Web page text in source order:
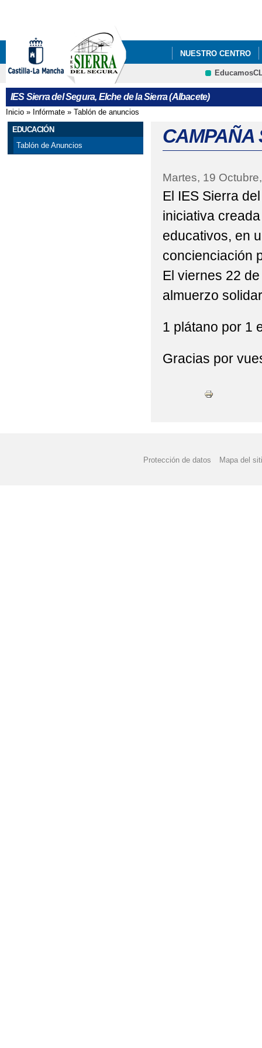
NUESTRO CENTRO
IES Sierra del Segura, Elche de la Sierra (Albacete)
Se encuentra usted aquí
Inicio » Infórmate » Tablón de anuncios
EDUCACIÓN
Tablón de Anuncios
CAMPAÑA
Martes, 19
El IES Sierra
iniciativa
educativos, en
concienciación
El viernes 22
almuerzo
1 plátano por 1
Gracias por
Protección de datos Mapa del